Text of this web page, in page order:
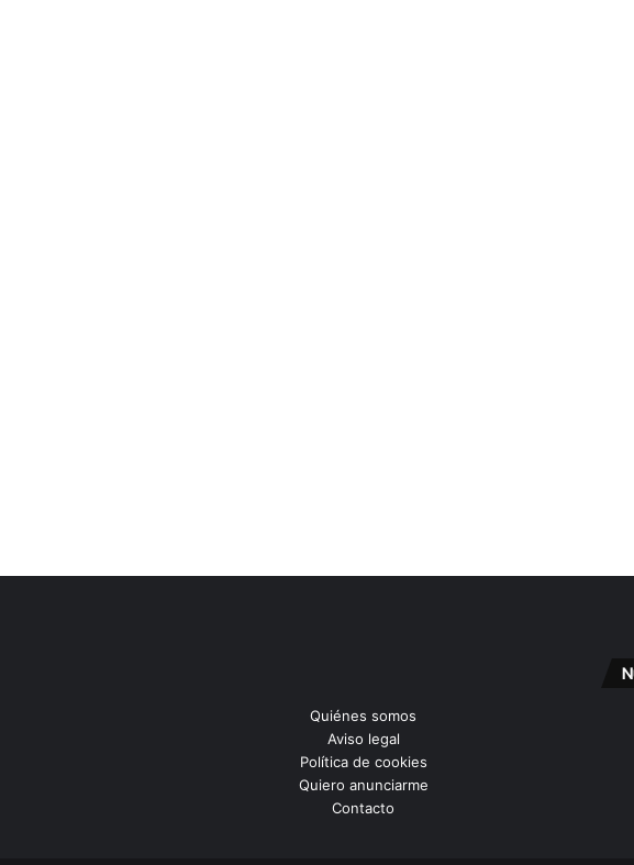
Quiénes somos
Aviso legal
Política de cookies
Quiero anunciarme
Contacto